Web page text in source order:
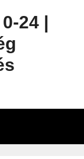
24 |